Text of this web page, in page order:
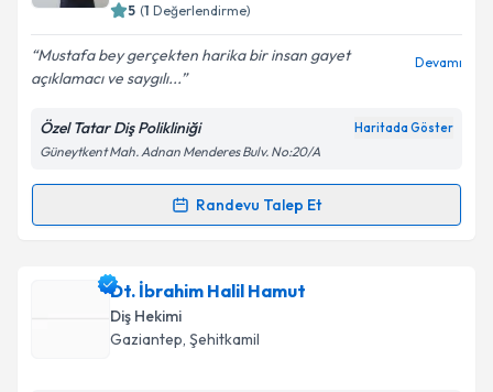
Kişisel verilerimin işlenmesine ilişkin
kapsamda işlenmesini kabul ediyorum.
Takvim Talebini Gönder
5 (1 Değerlendirme)
Mustafa bey gerçekten harika bir insan gayet
açıklamacı ve saygılı...
Devamı
Özel Tatar Diş Polikliniği Haritada Göster
Güneytkent Mah. Adnan Menderes Bulv. No:20/A
Randevu Talep Et
Randevu Takvimi Talebi
Dt. Mustafa Tatariçin randevu takvimi talebi
oluşturun. Size bu uzmandan randevu almanız için bir
takvim hazırlandığında e-posta ile bilgilendireceğiz.
Dt. İbrahim Halil Hamut
Diş Hekimi
Gaziantep, Şehitkamil